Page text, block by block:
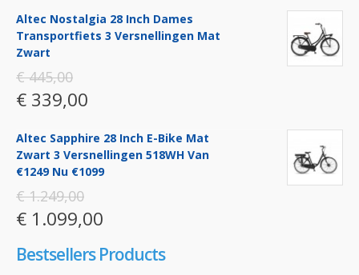
Altec Nostalgia 28 Inch Dames
Transportfiets 3 Versnellingen Mat
Zwart
€ 445,00
€ 339,00
Altec Sapphire 28 Inch E-Bike Mat
Zwart 3 Versnellingen 518WH Van
€1249 Nu €1099
€ 1.249,00
€ 1.099,00
Bestsellers Products